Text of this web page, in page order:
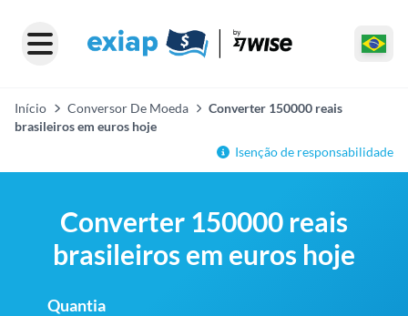
Início Conversor De Moeda
Converter 150000 reais
brasileiros em euros hoje
Isenção de responsabilidade
Converter 150000 reais
brasileiros em euros hoje
Quantia